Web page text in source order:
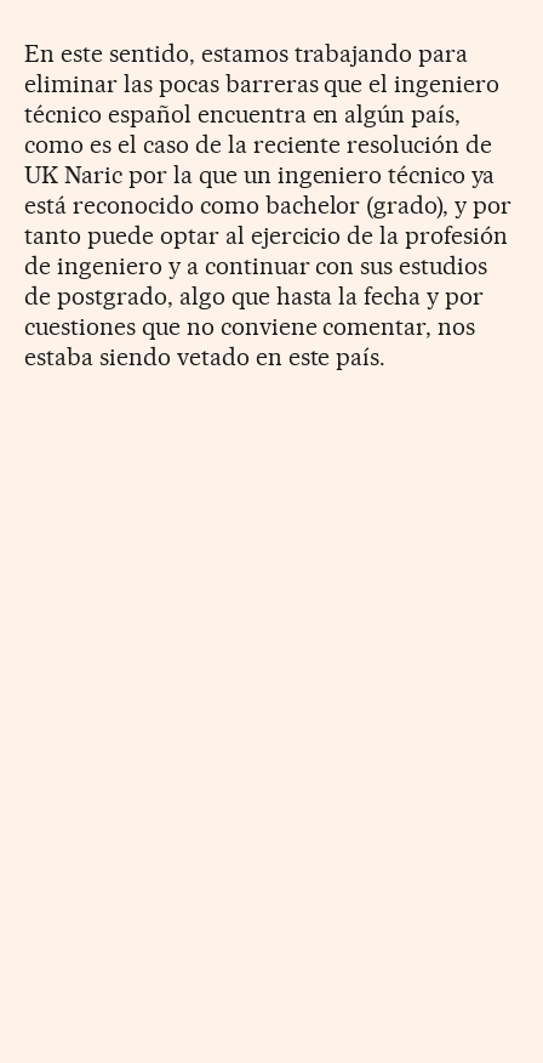
En este sentido, estamos trabajando para
eliminar las pocas barreras que el ingeniero
técnico español encuentra en algún país,
como es el caso de la reciente resolución de
UK Naric por la que un ingeniero técnico ya
está reconocido como bachelor (grado), y por
tanto puede optar al ejercicio de la profesión
de ingeniero y a continuar con sus estudios
de postgrado, algo que hasta la fecha y por
cuestiones que no conviene comentar, nos
estaba siendo vetado en este país.